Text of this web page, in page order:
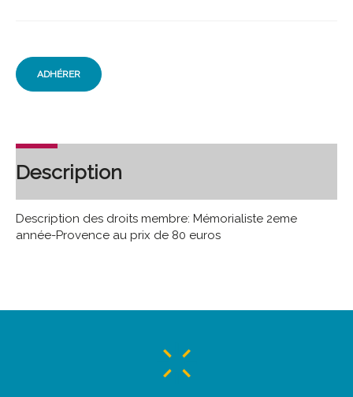
ADHÉRER
Description
Description des droits membre: Mémorialiste 2eme
année-Provence au prix de 80 euros